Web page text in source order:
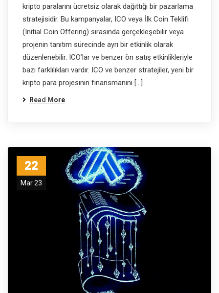
kripto paralarını ücretsiz olarak dağıttığı bir pazarlama
stratejisidir. Bu kampanyalar, ICO veya İlk Coin Teklifi
(Initial Coin Offering) sırasında gerçekleşebilir veya
projenin tanıtım sürecinde ayrı bir etkinlik olarak
düzenlenebilir. ICO’lar ve benzer ön satış etkinlikleriyle
bazı farklılıkları vardır. ICO ve benzer stratejiler, yeni bir
kripto para projesinin finansmanını […]
Read More
22
Mar 23